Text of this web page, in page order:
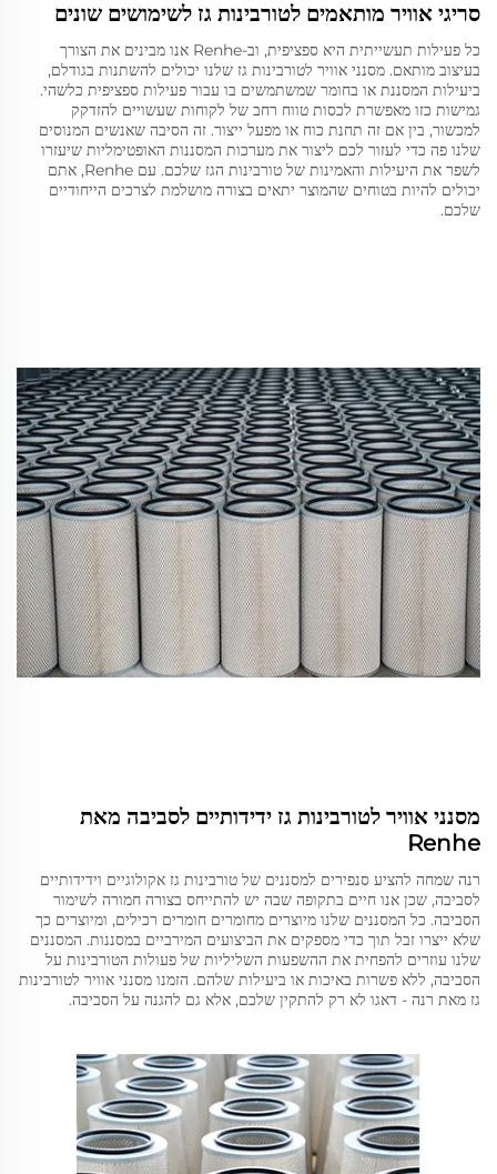
סריגי אוויר מותאמים לטורבינות גז לשימושים שונים
כל פעילות תעשייתית היא ספציפית, וב-Renhe אנו מבינים את הצורך
בעיצוב מותאם. מסנני אוויר לטורבינות גז שלנו יכולים להשתנות בגודלם,
ביעילות המסננת או בחומר שמשתמשים בו עבור פעילות ספציפית כלשהי.
גמישות כזו מאפשרת לכסות טווח רחב של לקוחות שעשויים להזדקק
למכשור, בין אם זה תחנת כוח או מפעל ייצור. זה הסיבה שאנשים המנוסים
שלנו פה כדי לעזור לכם ליצור את מערכות המסננות האופטימליות שיעזרו
לשפר את היעילות והאמינות של טורבינות הגז שלכם. עם Renhe, אתם
יכולים להיות בטוחים שהמוצר יתאים בצורה מושלמת לצרכים הייחודיים
שלכם.
מסנני אוויר לטורבינות גז ידידותיים לסביבה מאת
Renhe
רנה שמחה להציע סנפירים למסננים של טורבינות גז אקולוגיים וידידותיים
לסביבה, שכן אנו חיים בתקופה שבה יש להתייחס בצורה חמורה לשימור
הסביבה. כל המסננים שלנו מיוצרים מחומרים חומרים רכילים, ומיוצרים כך
שלא ייצרו זבל תוך כדי מספקים את הביצועים המירביים במסננות. המסננים
שלנו עוזרים להפחית את ההשפעות השליליות של פעולות הטורבינות על
הסביבה, ללא פשרות באיכות או ביעילות שלהם. הזמנו מסנני אוויר לטורבינות
גז מאת רנה - דאגו לא רק להתקין שלכם, אלא גם להגנה על הסביבה.